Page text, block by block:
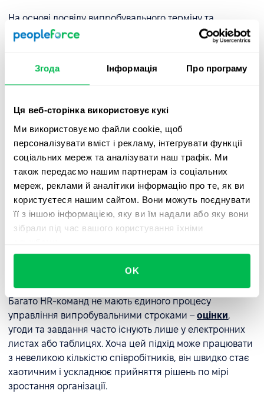
Згода Інформація Про програму
Ця веб-сторінка використовує кукі
Ми використовуємо файли cookie, щоб
персоналізувати вміст і рекламу, інтегрувати функції
соціальних мереж та аналізувати наш трафік. Ми
також передаємо нашим партнерам із соціальних
мереж, реклами й аналітики інформацію про те, як ви
користуєтеся нашим сайтом. Вони можуть поєднувати
її з іншою інформацією, яку ви їм надали або яку вони
зібрали під час вашого користування їхніми
OK
На основі досвіду випробувального терміну та
підсумкової розмови роботодавець може:
шляхом підписання нового контракту.
очікуванням.
Продовжити испытальний термін– лише якщо це
дозволено законом.
Інформацію про наступні кроки слід передавати чітко і
зрозуміло, а також документувати у письмовій формі,
особливо у випадках продовження або припинення.
випробувальним терміном за
допомогою системи HRM?
Багато HR-команд не мають єдиного процесу
управління випробувальними строками –оцінки,
угоди та завдання часто існують лише у електронних
листах або таблицях. Хоча цей підхід може працювати
з невеликою кількістю співробітників, він швидко стає
хаотичним і ускладнює прийняття рішень по мірі
зростання організації.